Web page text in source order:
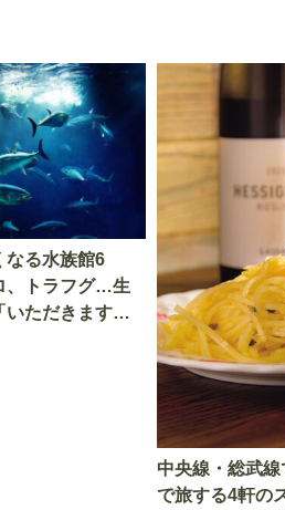
なる水族館6
トラフグ…生
いただきます」
中央線・総武
で旅する4軒の